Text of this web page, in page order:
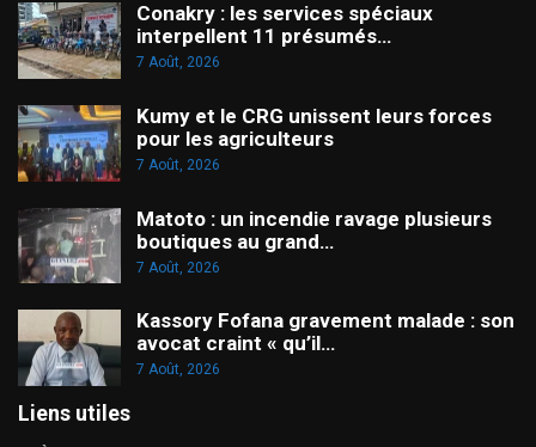
Conakry : les services spéciaux
interpellent 11 présumés…
7 Août, 2026
Kumy et le CRG unissent leurs forces
pour les agriculteurs
7 Août, 2026
Matoto : un incendie ravage plusieurs
boutiques au grand…
7 Août, 2026
Kassory Fofana gravement malade : son
avocat craint « qu’il…
7 Août, 2026
Liens utiles